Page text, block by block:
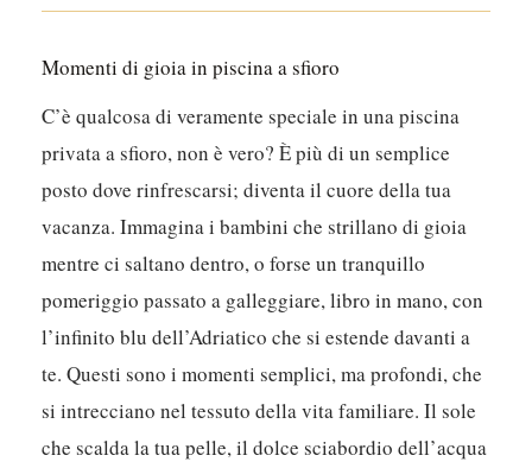
Momenti di gioia in piscina a sfioro
C’è qualcosa di veramente speciale in una piscina
privata a sfioro, non è vero? È più di un semplice
posto dove rinfrescarsi; diventa il cuore della tua
vacanza. Immagina i bambini che strillano di gioia
mentre ci saltano dentro, o forse un tranquillo
pomeriggio passato a galleggiare, libro in mano, con
l’infinito blu dell’Adriatico che si estende davanti a
te. Questi sono i momenti semplici, ma profondi, che
si intrecciano nel tessuto della vita familiare. Il sole
che scalda la tua pelle, il dolce sciabordio dell’acqua